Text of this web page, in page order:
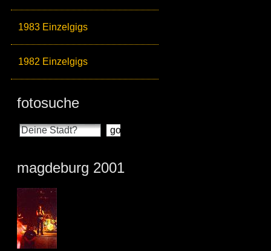
1983 Einzelgigs
1982 Einzelgigs
fotosuche
magdeburg 2001